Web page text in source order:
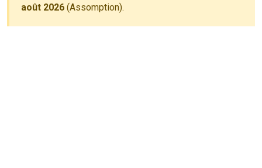
août 2026 (Assomption).